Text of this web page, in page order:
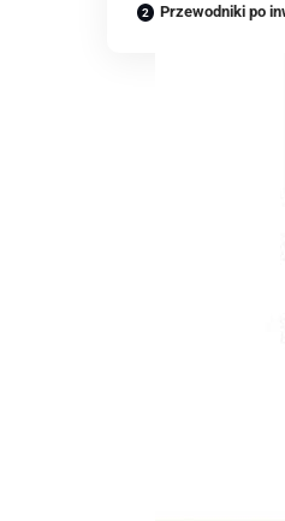
Przewodniki po